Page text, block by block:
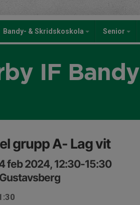
Bandy- & Skridskoskola Senior
IF Bandy
grupp A- Lag vit
feb 2024, 12:30-15:30